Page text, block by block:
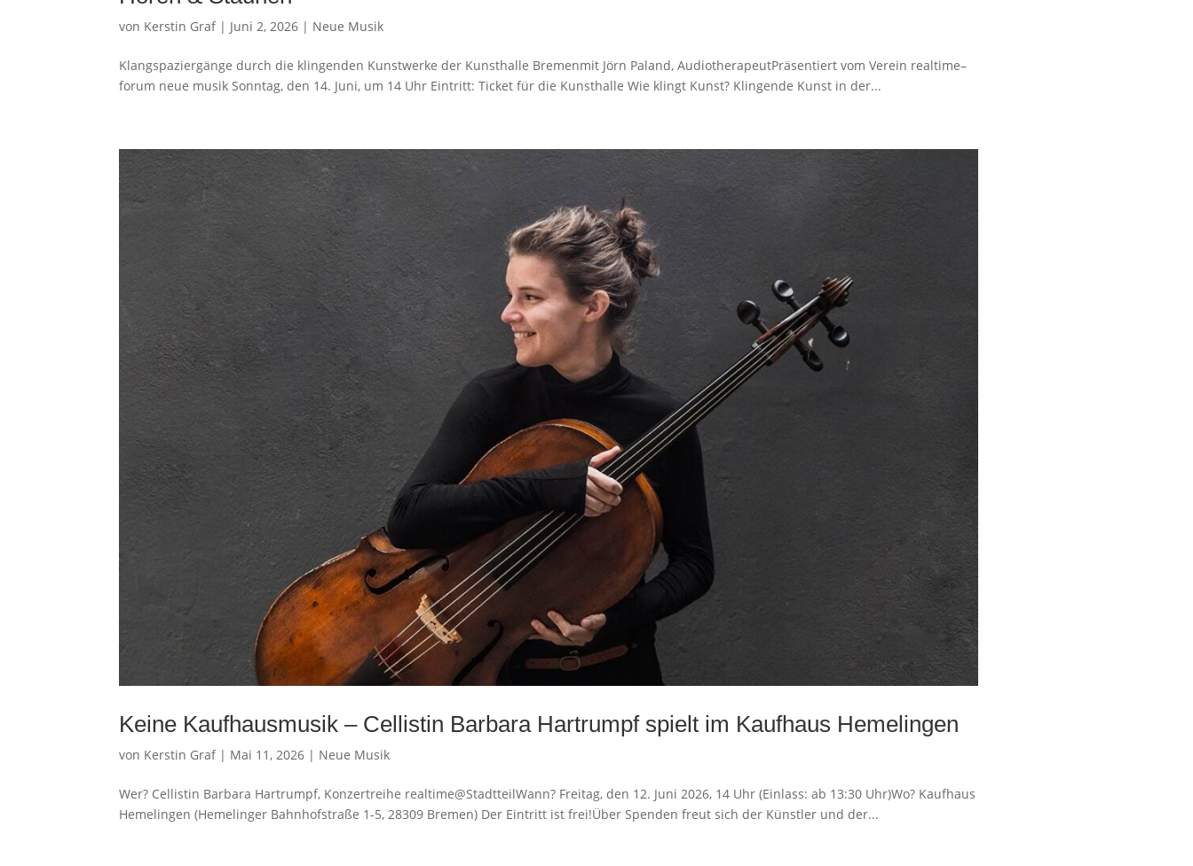
von Kerstin Graf| Juni 2, 2026 | Neue Musik
Klangspaziergänge durch die klingenden Kunstwerke der Kunsthalle Bremenmit Jörn Paland, AudiotherapeutPräsentiert vom Verein realtime–
forum neue musik Sonntag, den 14. Juni, um 14 Uhr Eintritt: Ticket für die Kunsthalle Wie klingt Kunst? Klingende Kunst in der...
Keine Kaufhausmusik – Cellistin Barbara Hartrumpf spielt im Kaufhaus Hemelingen
von Kerstin Graf| Mai 11, 2026 | Neue Musik
Wer? Cellistin Barbara Hartrumpf, Konzertreihe realtime@StadtteilWann? Freitag, den 12. Juni 2026, 14 Uhr (Einlass: ab 13:30 Uhr)Wo? Kaufhaus
Hemelingen (Hemelinger Bahnhofstraße 1-5, 28309 Bremen) Der Eintritt ist frei!Über Spenden freut sich der Künstler und der...